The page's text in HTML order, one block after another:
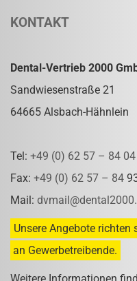
KONTAKT
Dental-Vertrieb 2000
Sandwiesenstraße 21
64665 Alsbach-Hähnlein
Tel: +49 (0) 62 57 – 84
Fax: +49 (0) 62 57 – 84
Mail:
Unsere Angebote
an Gewerbetreibende.